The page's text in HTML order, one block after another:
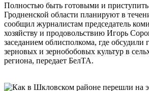
Полностью быть готовыми и
Гродненской области планируют в
сообщил журналистам председатель
хозяйству и продовольствию Игорь
заседанием облисполкома, где обсудили
зерновых и зернобобовых культур в
региона, передает БелТА.